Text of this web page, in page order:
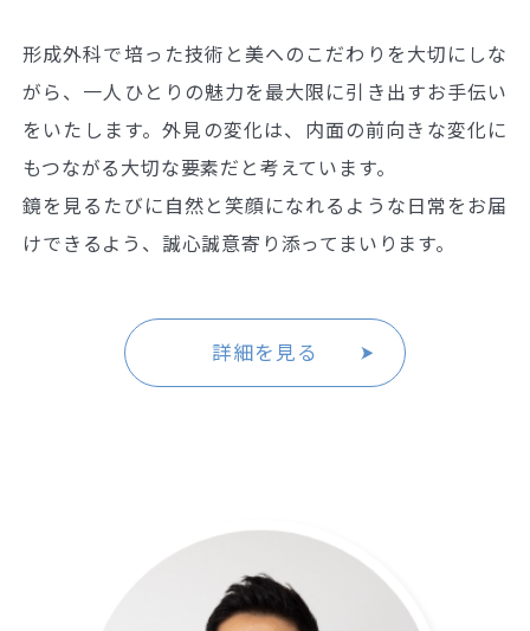
形成外科で培った技術と美へのこだわりを大切にしな
がら、一人ひとりの魅力を最大限に引き出すお手伝い
をいたします。外見の変化は、内面の前向きな変化に
もつながる大切な要素だと考えています。
鏡を見るたびに自然と笑顔になれるような日常をお届
けできるよう、誠心誠意寄り添ってまいります。
詳細を見る